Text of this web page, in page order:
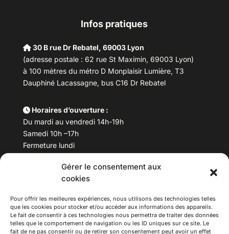
Gérer le consentement aux
cookies
Pour offrir les meilleures expériences, nous utilisons des technologies telles
que les cookies pour stocker et/ou accéder aux informations des appareils.
Le fait de consentir à ces technologies nous permettra de traiter des données
telles que le comportement de navigation ou les ID uniques sur ce site. Le
fait de ne pas consentir ou de retirer son consentement peut avoir un effet
Infos pratiques
30 B rue Dr Rebatel, 69003 Lyon
(adresse postale : 62 rue St Maximin, 69003 Lyon)
à 100 mètres du métro D Monplaisir Lumière, T3
Dauphiné Lacassagne, bus C16 Dr Rebatel
Horaires d’ouverture :
Du mardi au vendredi 14h-19h
Samedi 10h –17h
Fermeture lundi
Téléphone : 04 78 53 06 40
maisondesculturesasiatiques@asiexpo.com